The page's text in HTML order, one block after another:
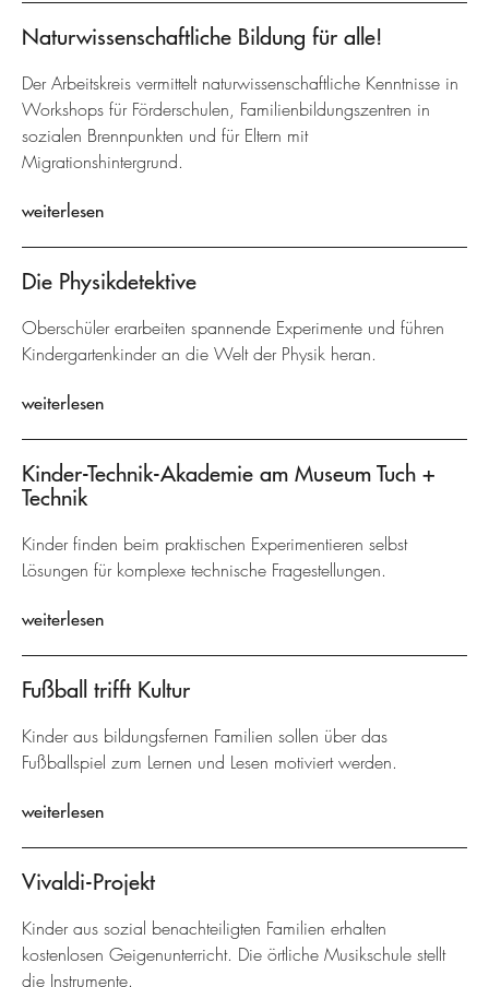
Naturwissenschaftliche Bildung für alle!
Der Arbeitskreis vermittelt naturwissenschaftliche Kenntnisse in
Workshops für Förderschulen, Familienbildungszentren in
sozialen Brennpunkten und für Eltern mit
Migrationshintergrund.
weiterlesen
Die Physikdetektive
Oberschüler erarbeiten spannende Experimente und führen
Kindergartenkinder an die Welt der Physik heran.
weiterlesen
Kinder-Technik-Akademie am Museum Tuch +
Technik
Kinder finden beim praktischen Experimentieren selbst
Lösungen für komplexe technische Fragestellungen.
weiterlesen
Fußball trifft Kultur
Kinder aus bildungsfernen Familien sollen über das
Fußballspiel zum Lernen und Lesen motiviert werden.
weiterlesen
Vivaldi-Projekt
Kinder aus sozial benachteiligten Familien erhalten
kostenlosen Geigenunterricht. Die örtliche Musikschule stellt
die Instrumente.